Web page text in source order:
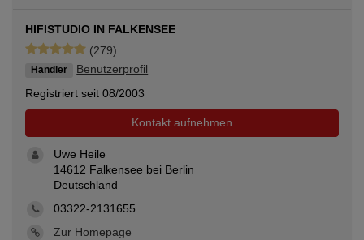
HIFISTUDIO IN FALKENSEE
(279)
Händler
Benutzerprofil
Registriert seit 08/2003
Kontakt aufnehmen
Uwe Heile
14612 Falkensee bei Berlin
Deutschland
03322-2131655
Zur Homepage